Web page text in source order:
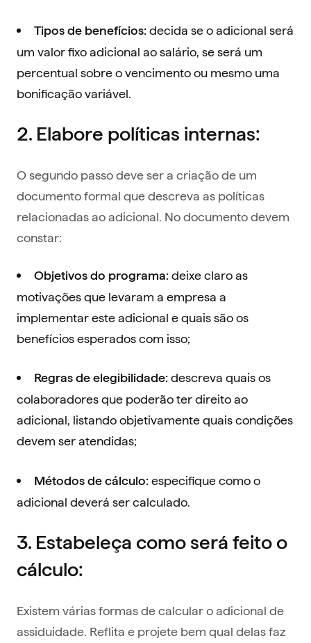
Tipos de benefícios: decida se o adicional será
um valor fixo adicional ao salário, se será um
percentual sobre o vencimento ou mesmo uma
bonificação variável.
2. Elabore políticas internas:
O segundo passo deve ser a criação de um
documento formal que descreva as políticas
relacionadas ao adicional. No documento devem
constar:
Objetivos do programa: deixe claro as
motivações que levaram a empresa a
implementar este adicional e quais são os
benefícios esperados com isso;
Regras de elegibilidade: descreva quais os
colaboradores que poderão ter direito ao
adicional, listando objetivamente quais condições
devem ser atendidas;
Métodos de cálculo: especifique como o
adicional deverá ser calculado.
3. Estabeleça como será feito o
cálculo:
Existem várias formas de calcular o adicional de
assiduidade. Reflita e projete bem qual delas faz